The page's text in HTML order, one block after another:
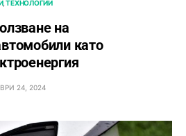
ТЕХНОЛОГИИ
на
като
24, 2024